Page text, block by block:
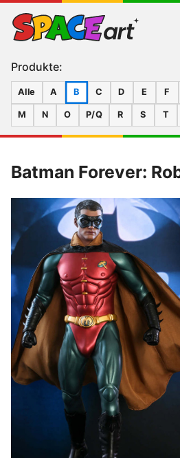
Produkte:
Alle A B C D E F
M N O P/Q R S T
Batman Forever: